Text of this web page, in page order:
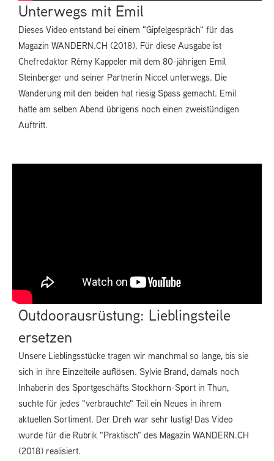
Unterwegs mit Emil
Dieses Video entstand bei einem "Gipfelgespräch" für das
Magazin WANDERN.CH (2018). Für diese Ausgabe ist
Chefredaktor Rémy Kappeler mit dem 80-jährigen Emil
Steinberger und seiner Partnerin Niccel unterwegs. Die
Wanderung mit den beiden hat riesig Spass gemacht. Emil
hatte am selben Abend übrigens noch einen zweistündigen
Auftritt.
Outdoorausrüstung: Lieblingsteile
ersetzen
Unsere Lieblingsstücke tragen wir manchmal so lange, bis sie
sich in ihre Einzelteile auflösen. Sylvie Brand, damals noch
Inhaberin des Sportgeschäfts Stockhorn-Sport in Thun,
suchte für jedes "verbrauchte" Teil ein Neues in ihrem
aktuellen Sortiment. Der Dreh war sehr lustig! Das Video
wurde für die Rubrik "Praktisch" des Magazin WANDERN.CH
(2018) realisiert.